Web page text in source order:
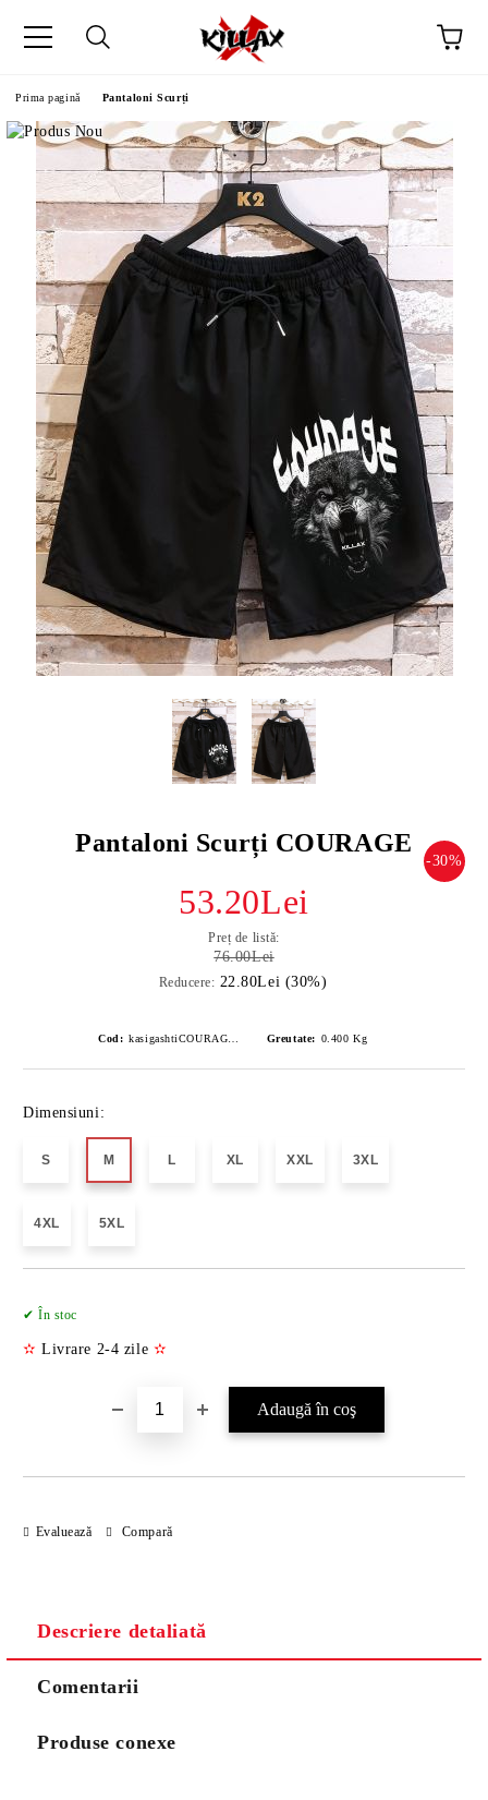
Prima pagină Pantaloni Scurți
Pantaloni Scurți COURAGE
-30%
53.20Lei
Preț de listă:
76.00Lei
Reducere: 22.80Lei (30%)
Cod: Greutate: 0.400 Kg
Dimensiuni:
S M L XL XXL 3XL
4XL 5XL
✔ În stoc
✫ Livrare 2-4 zile ✫
Evaluează Compară
Descriere detaliată
Comentarii
Produse conexe